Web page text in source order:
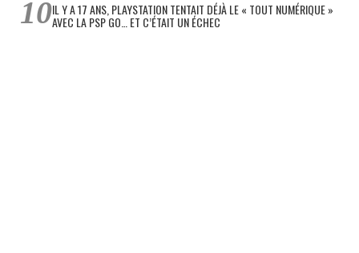
IL Y A 17 ANS, PLAYSTATION TENTAIT DÉJÀ LE « TOUT NUMÉRIQUE »
AVEC LA PSP GO… ET C’ÉTAIT UN ÉCHEC